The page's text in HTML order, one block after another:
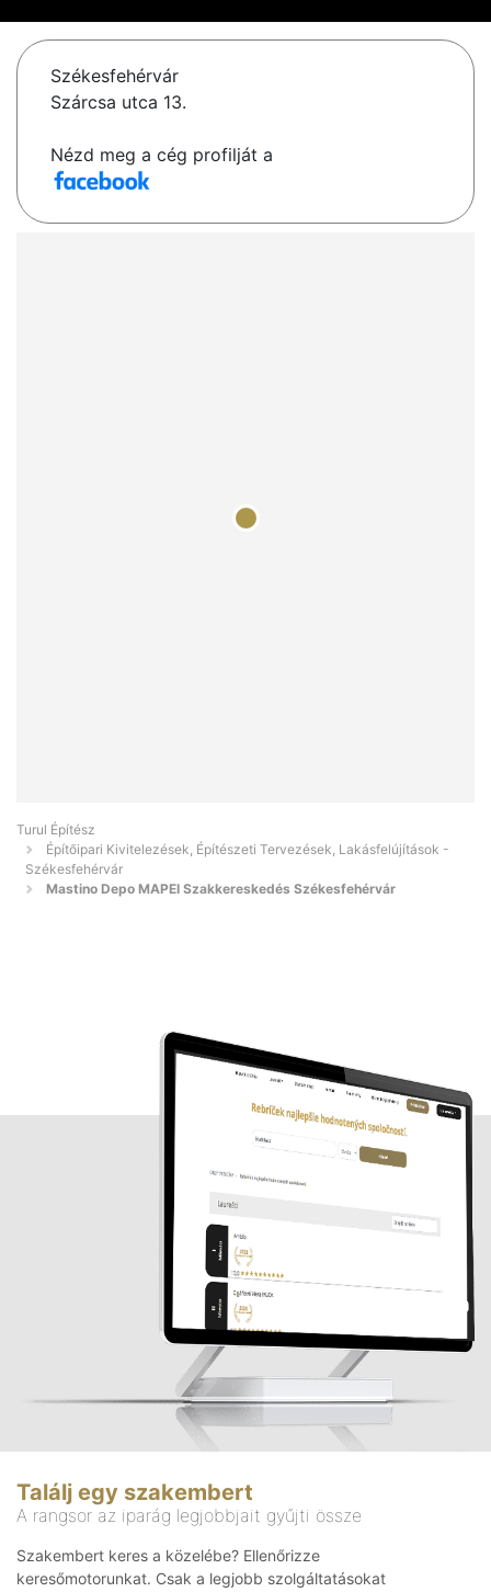
Székesfehérvár
Szárcsa utca 13.
Nézd meg a cég profilját a
Turul Építész
Építőipari Kivitelezések, Építészeti Tervezések, Lakásfelújítások -
Székesfehérvár
Mastino Depo MAPEI Szakkereskedés Székesfehérvár
Találj egy szakembert
A rangsor az iparág legjobbjait gyűjti össze
Szakembert keres a közelébe? Ellenőrizze
keresőmotorunkat. Csak a legjobb szolgáltatásokat